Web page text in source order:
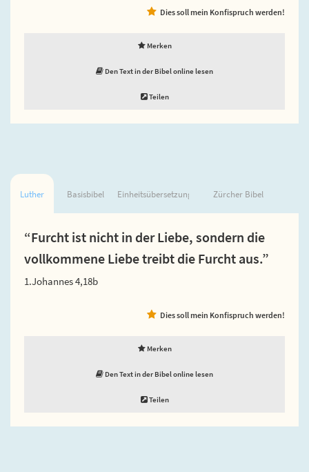
Dies soll mein Konfispruch werden!
Merken
Den Text in der Bibel online lesen
Teilen
Luther Basisbibel Einheitsübersetzung Zürcher Bibel
“Furcht ist nicht in der Liebe, sondern die
vollkommene Liebe treibt die Furcht aus.”
1.Johannes 4,18b
Dies soll mein Konfispruch werden!
Merken
Den Text in der Bibel online lesen
Teilen